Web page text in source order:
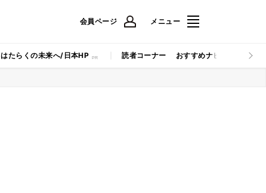
会員ページ メニュー
はたらくの未来へ/日本HP 読者コーナー おすすめナビ マイナビ